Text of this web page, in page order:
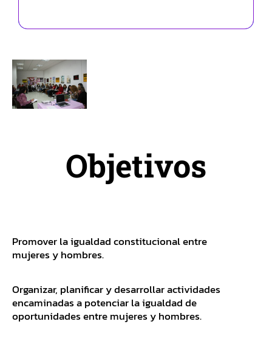
Objetivos
Promover la igualdad constitucional entre
mujeres y hombres.
Organizar, planificar y desarrollar actividades
encaminadas a potenciar la igualdad de
oportunidades entre mujeres y hombres.